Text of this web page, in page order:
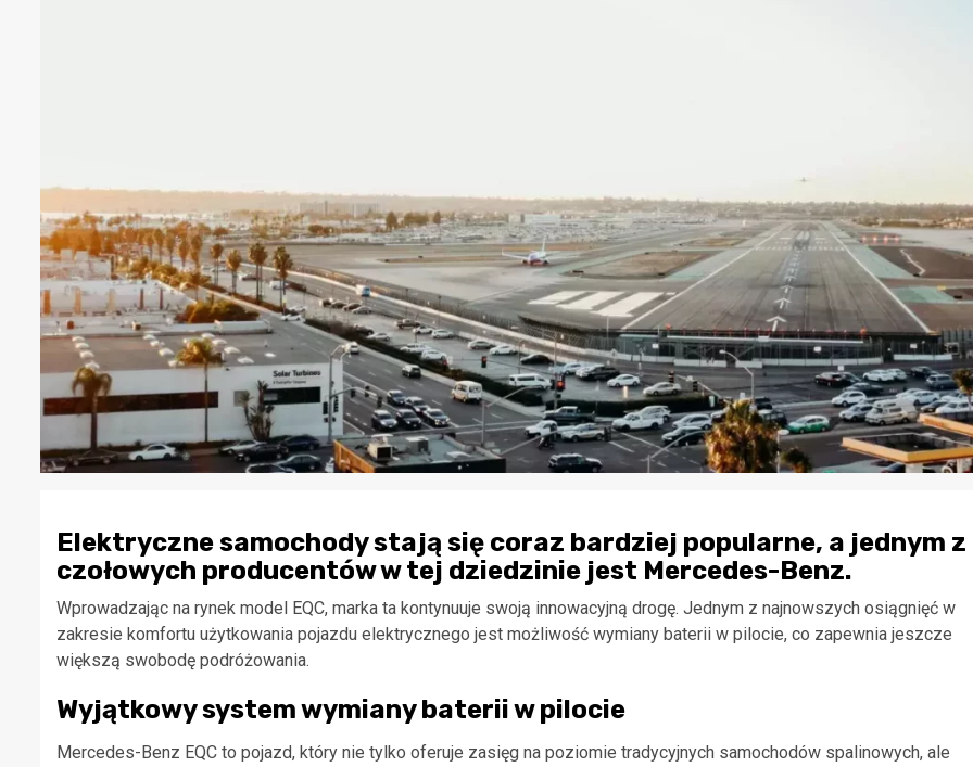
Elektryczne samochody stają się coraz bardziej popularne, a jednym z
czołowych producentów w tej dziedzinie jest Mercedes-Benz.
Wprowadzając na rynek model EQC, marka ta kontynuuje swoją innowacyjną drogę. Jednym z najnowszych osiągnięć w
zakresie komfortu użytkowania pojazdu elektrycznego jest możliwość wymiany baterii w pilocie, co zapewnia jeszcze
większą swobodę podróżowania.
Wyjątkowy system wymiany baterii w pilocie
Mercedes-Benz EQC to pojazd, który nie tylko oferuje zasięg na poziomie tradycyjnych samochodów spalinowych, ale